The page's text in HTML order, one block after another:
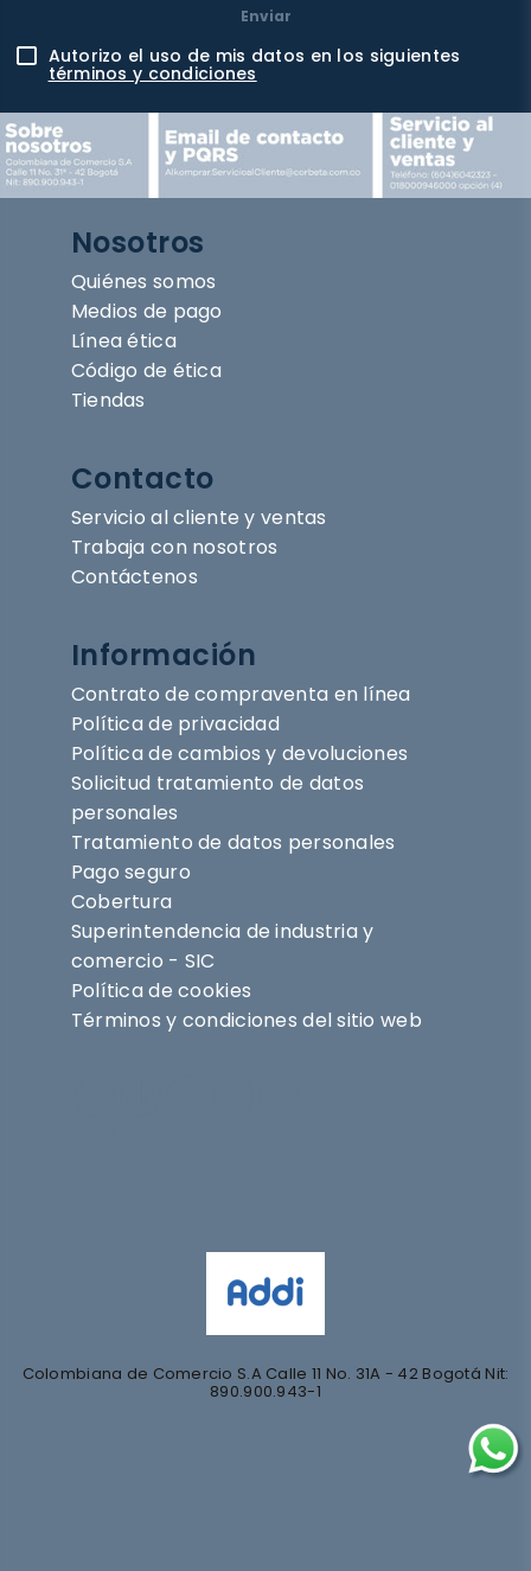
Enviar
Autorizo el uso de mis datos en los siguientes
términos y condiciones
Nosotros
Quiénes somos
Medios de pago
Línea ética
Código de ética
Tiendas
Contacto
Servicio al cliente y ventas
Trabaja con nosotros
Contáctenos
Información
Contrato de compraventa en línea
Política de privacidad
Política de cambios y devoluciones
Solicitud tratamiento de datos
personales
Tratamiento de datos personales
Pago seguro
Cobertura
Superintendencia de industria y
comercio - SIC
Política de cookies
Términos y condiciones del sitio web
Colombiana de Comercio S.A Calle 11 No. 31A - 42 Bogotá Nit:
890.900.943-1